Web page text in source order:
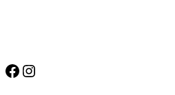
Facebook
Instagram